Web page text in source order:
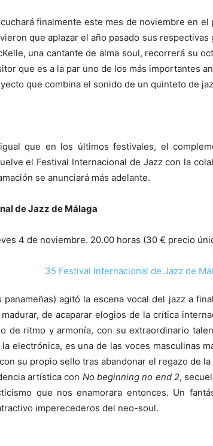
finalmente este mes de noviembre en
que aplazar el año pasado sus
una cantante de alma soul, recorrerá su
que es a la par uno de los más importantes
que combina el sonido de un quinteto de
que en los últimos festivales, el
el Festival Internacional de Jazz con la
se anunciará más adelante.
de Jazz de Málaga
4 de noviembre. 20.00 horas (30 € precio
agitó la escena vocal del jazz a
de acaparar elogios de la crítica
de ritmo y armonía, con su extraordinario
electrónica, es una de las voces masculinas
su propio sello tras abandonar el regazo de
artística con No beginning no end 2,
que nos enamorara entonces. Un
imperecederos del neo-soul.